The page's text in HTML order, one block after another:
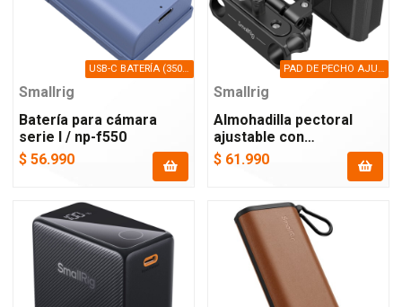
USB-C BATERÍA (3500MAH, BLUE)
Smallrig
Batería para cámara
serie l / np-f550
$ 56.990
PAD DE PECHO AJUSTABLE ROD 15MM
Smallrig
Almohadilla pectoral
ajustable con
abrazadera para varillas
de 15mm lws
$ 61.990